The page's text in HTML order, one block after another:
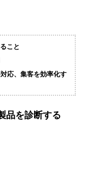
こと
応、集客を効率化す
品を診断する